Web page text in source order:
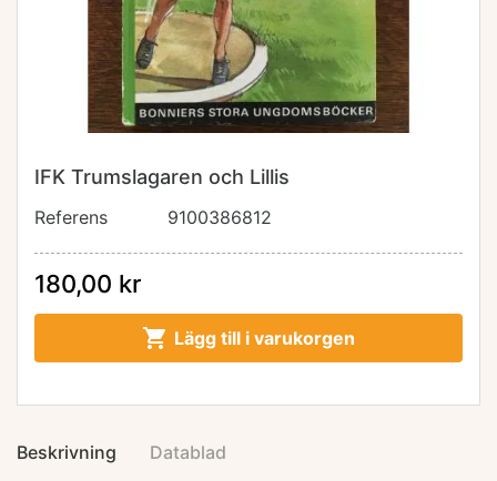
IFK Trumslagaren och Lillis
Referens 9100386812
180,00 kr
 Lägg till i varukorgen
Beskrivning Datablad